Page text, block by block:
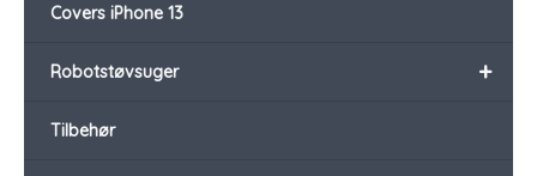
Covers iPhone 13
+
Robotstøvsuger
Tilbehør